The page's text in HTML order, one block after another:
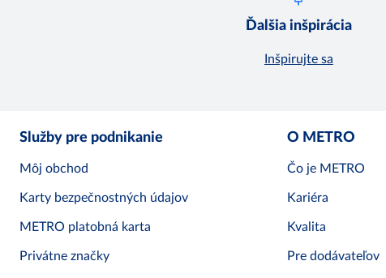
Ďalšia inšpirácia
Inšpirujte sa
Služby pre podnikanie
Môj obchod
Karty bezpečnostných údajov
METRO platobná karta
Privátne značky
O METRO
Čo je METRO
Kariéra
Kvalita
Pre dodávateľov